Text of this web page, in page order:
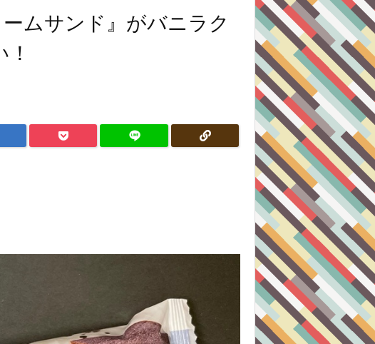
ムサンド』がバニラク